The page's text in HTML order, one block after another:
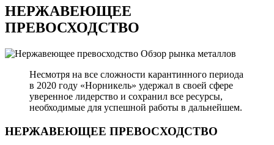
НЕРЖАВЕЮЩЕЕ
ПРЕВОСХОДСТВО
Обзор рынка металлов
Несмотря на все сложности карантинного периода
в 2020 году «Норникель» удержал в своей сфере
уверенное лидерство и сохранил все ресурсы,
необходимые для успешной работы в дальнейшем.
НЕРЖАВЕЮЩЕЕ ПРЕВОСХОДСТВО